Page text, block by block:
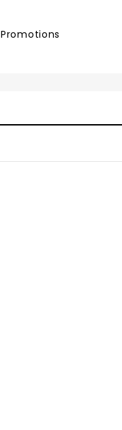
Promotions